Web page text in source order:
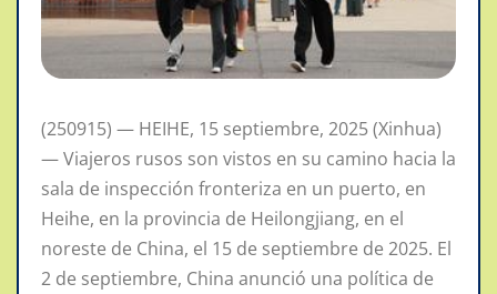
(250915) — HEIHE, 15 septiembre, 2025 (Xinhua)
— Viajeros rusos son vistos en su camino hacia la
sala de inspección fronteriza en un puerto, en
Heihe, en la provincia de Heilongjiang, en el
noreste de China, el 15 de septiembre de 2025. El
2 de septiembre, China anunció una política de